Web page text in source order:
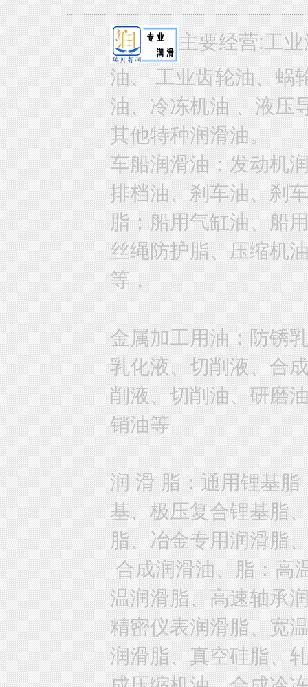
主要经营:工
油、 工业齿轮油、蜗
油、冷冻机油 、液压
其他特种润滑油。
车船润滑油：发动机
排档油、刹车油、刹
脂；船用气缸油、船
丝绳防护脂、压缩机
等，
金属加工用油：防锈
乳化液、切削液、合
削液、切削油、研磨
销油等
润 滑 脂：通用锂基
基、极压复合锂基脂
脂、冶金专用润滑脂
合成润滑油、脂：高
温润滑脂、高速轴承
精密仪表润滑脂、宽
润滑脂、真空硅脂、